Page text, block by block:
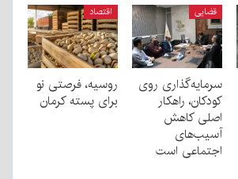
قضایی
سرمایه‌گذاری روی
کودکان، راهکار
اصلی کاهش
آسیب‌های
اجتماعی است
اقتصاد
روسیه، فرصتی نو
برای پسته کرمان